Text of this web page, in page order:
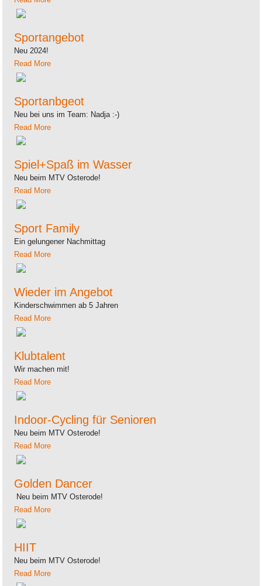
Sportangebot
Neu 2024!
Read More
Sportanbgeot
Neu bei uns im Team: Nadja :-)
Read More
Spiel+Spaß im Wasser
Neu beim MTV Osterode!
Read More
Sport Family
Ein gelungener Nachmittag
Read More
Wieder im Angebot
Kinderschwimmen ab 5 Jahren
Read More
Klubtalent
Wir machen mit!
Read More
Indoor-Cycling für Senioren
Neu beim MTV Osterode!
Read More
Golden Dancer
Neu beim MTV Osterode!
Read More
HIIT
Neu beim MTV Osterode!
Read More